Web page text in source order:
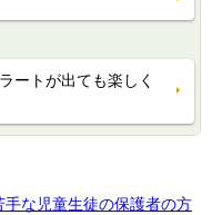
トが出ても楽しく
手な児童生徒の保護者の方